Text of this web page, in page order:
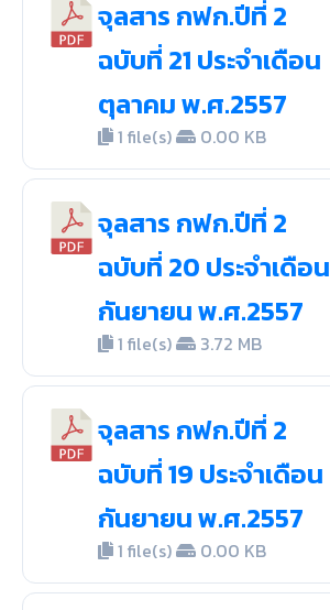
จุลสาร กฟก.ปีที่ 2
ฉบับที่ 21 ประจำเดือน
ตุลาคม พ.ศ.2557
1 file(s) 0.00 KB
จุลสาร กฟก.ปีที่ 2
ฉบับที่ 20 ประจำเดือน
กันยายน พ.ศ.2557
1 file(s) 3.72 MB
จุลสาร กฟก.ปีที่ 2
ฉบับที่ 19 ประจำเดือน
กันยายน พ.ศ.2557
1 file(s) 0.00 KB